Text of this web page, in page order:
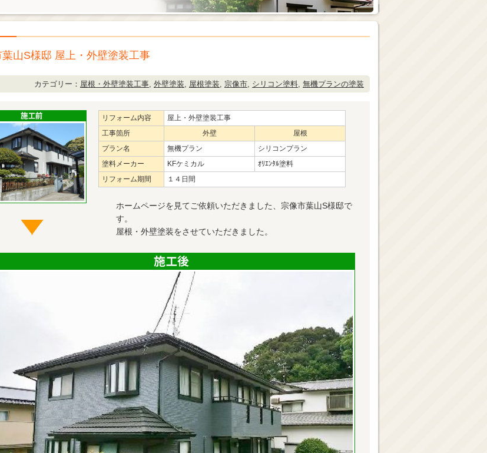
山S様邸 屋上・外壁塗装工事
カテゴリー： 屋根・外壁塗装工事, 外壁塗装, 屋根塗装, 宗像市, シリコン塗料, 無機プランの塗装
リフォーム内容
屋上・外壁塗装工事
工事箇所
外壁
屋根
プラン名
無機プラン
シリコンプラン
塗料メーカー
KFケミカル
ｵﾘｴﾝﾀﾙ塗料
リフォーム期間
１４日間
ホームページを見てご依頼いただきました、宗像市葉山S様邸で
す。
屋根・外壁塗装をさせていただきました。